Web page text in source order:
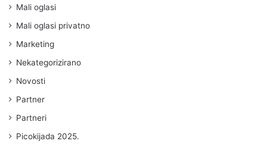
Mali oglasi
Mali oglasi privatno
Marketing
Nekategorizirano
Novosti
Partner
Partneri
Picokijada 2025.